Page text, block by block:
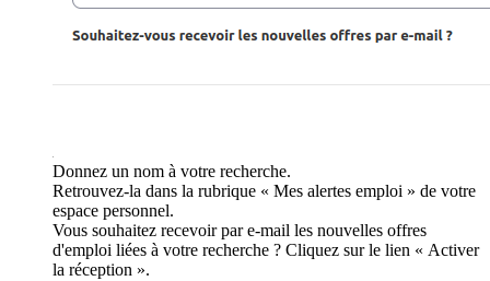
Donnez un nom à votre recherche.
Retrouvez-la dans la rubrique « Mes alertes emploi » de votre
espace personnel.
Vous souhaitez recevoir par e-mail les nouvelles offres
d'emploi liées à votre recherche ? Cliquez sur le lien « Activer
la réception ».